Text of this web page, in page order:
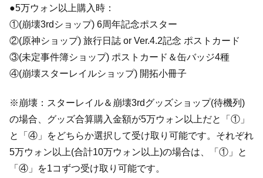
●5万ウォン以上購入時：
①(崩壊3rdショップ) 6周年記念ポスター
②(原神ショップ) 旅行日誌 or Ver.4.2記念 ポストカード
③(未定事件簿ショップ) ポストカード＆缶バッジ4種
④(崩壊スターレイルショップ) 開拓小冊子
※崩壊：スターレイル＆崩壊3rdグッズショップ(待機列)
の場合、グッズ合算購入金額が5万ウォン以上だと「①」
と「④」をどちらか選択して受け取り可能です。それぞれ
5万ウォン以上(合計10万ウォン以上)の場合は、「①」と
「④」を1コずつ受け取り可能です。